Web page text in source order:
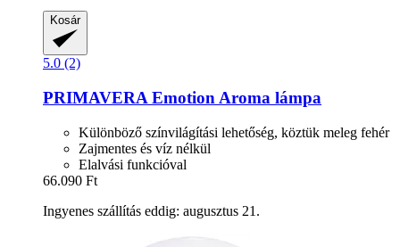
Kosár
5.0 (2)
PRIMAVERAEmotion Aroma lámpa
Különböző színvilágítási lehetőség, köztük meleg fehér
Zajmentes és víz nélkül
Elalvási funkcióval
66.090 Ft
Ingyenes szállítás eddig: augusztus 21.